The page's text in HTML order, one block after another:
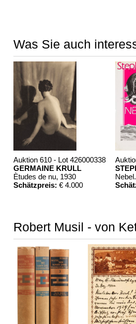
Was Sie auch
Auktion 610 - Lot 426000338
GERMAINE KRULL
Ètudes de nu, 1930
Schätzpreis: € 4.000
Robert Musil - von